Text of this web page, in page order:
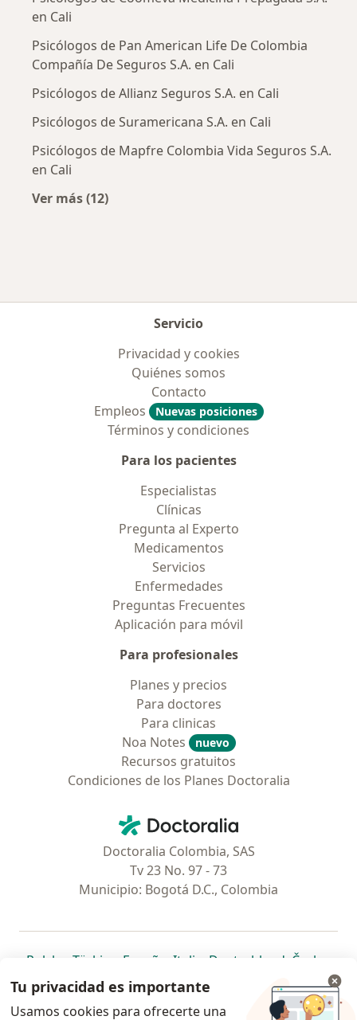
en Cali
Psicólogos de Pan American Life De Colombia
Compañía De Seguros S.A. en Cali
Psicólogos de Allianz Seguros S.A. en Cali
Psicólogos de Suramericana S.A. en Cali
Psicólogos de Mapfre Colombia Vida Seguros S.A.
en Cali
Ver más (12)
Servicio
Privacidad y cookies
Quiénes somos
Contacto
Empleos
Nuevas posiciones
Términos y condiciones
Para los pacientes
Especialistas
Clínicas
Pregunta al Experto
Medicamentos
Servicios
Enfermedades
Preguntas Frecuentes
Aplicación para móvil
Para profesionales
Planes y precios
Para doctores
Para clinicas
Noa Notes
nuevo
Recursos gratuitos
Condiciones de los Planes Doctoralia
Doctoralia - Página de inicio
Doctoralia Colombia, SAS
Tv 23 No. 97 - 73
Municipio: Bogotá D.C., Colombia
Polska se abre en una nueva pestaña
Türkiye se abre en una nueva pestaña
España se abre en una nueva pestaña
Italia se abre en una nueva
Deutschlandse abre en
Česko
Portugal
se abre en una nueva pestaña
México se abre en una nueva pestaña
Chile se abre en una nueva pestaña
Brasil se abre en una nueva
se abre en
se
se abre en una nueva
Tu privacidad es importante
Usamos cookies para ofrecerte una